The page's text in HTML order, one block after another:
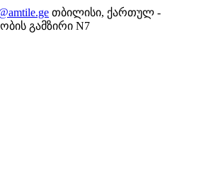
თბილისი, ქართულ -
გამზირი N7